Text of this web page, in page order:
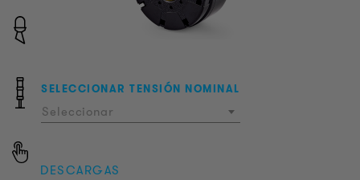
SELECCIONAR TENSIÓN NOMINAL
Seleccionar
DESCARGAS